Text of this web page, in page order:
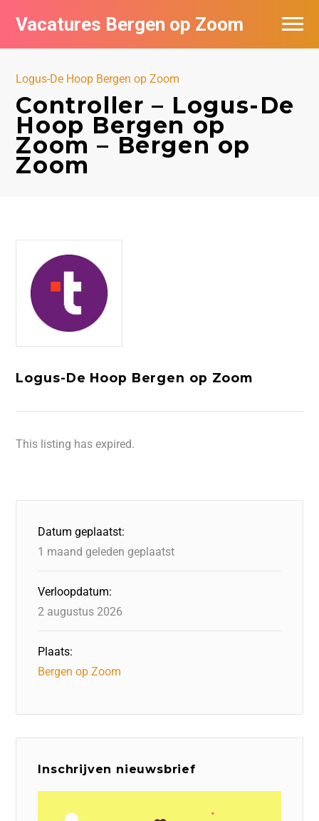
Vacatures Bergen op Zoom
Logus-De Hoop Bergen op Zoom
Controller – Logus-De
Hoop Bergen op
Zoom – Bergen op
Zoom
Logus-De Hoop Bergen op Zoom
This listing has expired.
Datum geplaatst:
1 maand geleden geplaatst
Verloopdatum:
2 augustus 2026
Plaats:
Bergen op Zoom
Inschrijven nieuwsbrief
Vacatures per bedrijf
De populairste vacatures in Bergen op
Zoom